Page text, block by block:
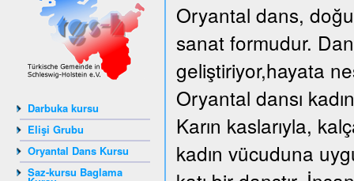
Darbuka kursu
Elişi Grubu
Oryantal Dans Kursu
Saz-kursu Baglama
Oryantal dans,
sanat formudur.
geliştiriyor,hayata
Oryantal dansı
Karın kaslarıyla,
kadın vücuduna